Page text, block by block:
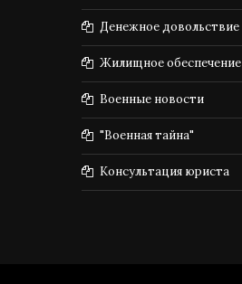
Денежное довольствие
Жилищное обеспечение
Военные новости
"Военная тайна"
Консультация юриста